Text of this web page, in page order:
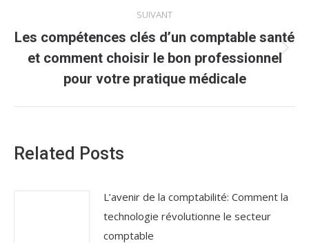
SUIVANT
Article
suivant
Les compétences clés d’un comptable santé
et comment choisir le bon professionnel
pour votre pratique médicale
Related Posts
L’avenir de la comptabilité: Comment la
technologie révolutionne le secteur
comptable